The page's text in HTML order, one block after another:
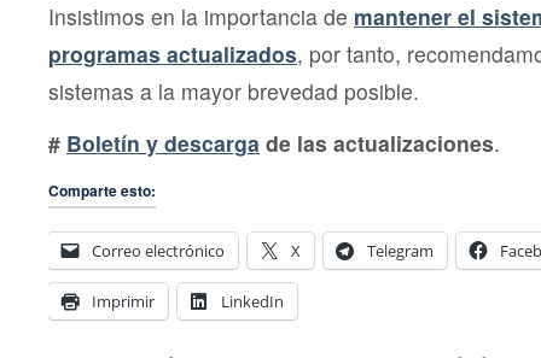
Insistimos en la importancia de mantener el
programas actualizados, por tanto,
sistemas a la mayor brevedad posible.
# Boletín y descarga de las actualizaciones.
Comparte esto:
Correo electrónico X Telegram
Imprimir LinkedIn